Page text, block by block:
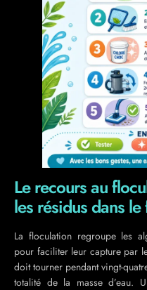
Le recours au
les résidus dans
La floculation regroupe les
pour faciliter leur capture par
doit tourner pendant vingt-
totalité de la masse d’eau.